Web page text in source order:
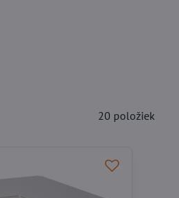
20 položiek